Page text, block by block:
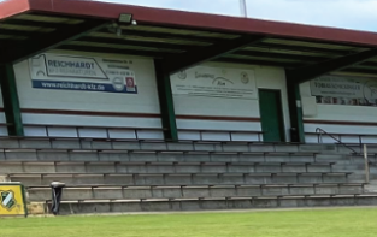
Zum Inhalt springen